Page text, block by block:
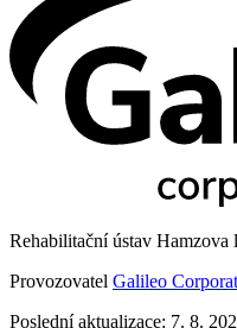
Rehabilitační ústav
Provozovatel Galileo
Poslední aktualizace: 7. 8.